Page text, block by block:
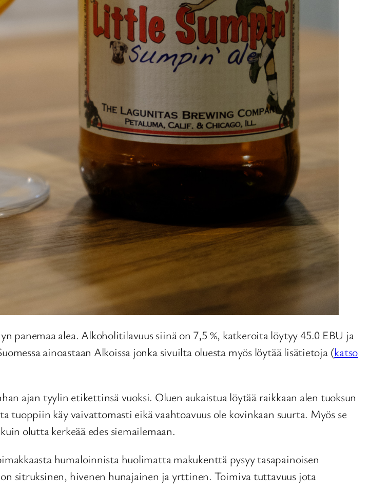
panemaa alea. Alkoholitilavuus siinä on 7,5 %, katkeroita löytyy 45.0 EBU ja
ainoastaan Alkoissa jonka sivuilta oluesta myös löytää lisätietoja (katso
ajan tyylin etikettinsä vuoksi. Oluen aukaistua löytää raikkaan alen tuoksun
tuoppiin käy vaivattomasti eikä vaahtoavuus ole kovinkaan suurta. Myös se
olutta kerkeää edes siemailemaan.
humaloinnista huolimatta makukenttä pysyy tasapainoisen
sitruksinen, hivenen hunajainen ja yrttinen. Toimiva tuttavuus jota